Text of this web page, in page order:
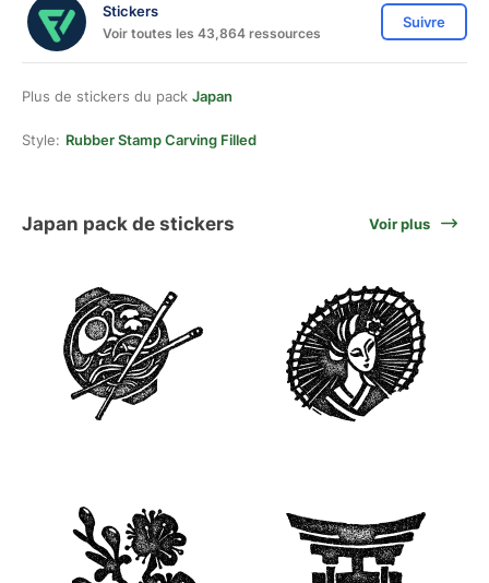
Stickers
Voir toutes les 43,864 ressources
Suivre
Plus de stickers du pack Japan
Style: Rubber Stamp Carving Filled
Japan pack de stickers Voir plus